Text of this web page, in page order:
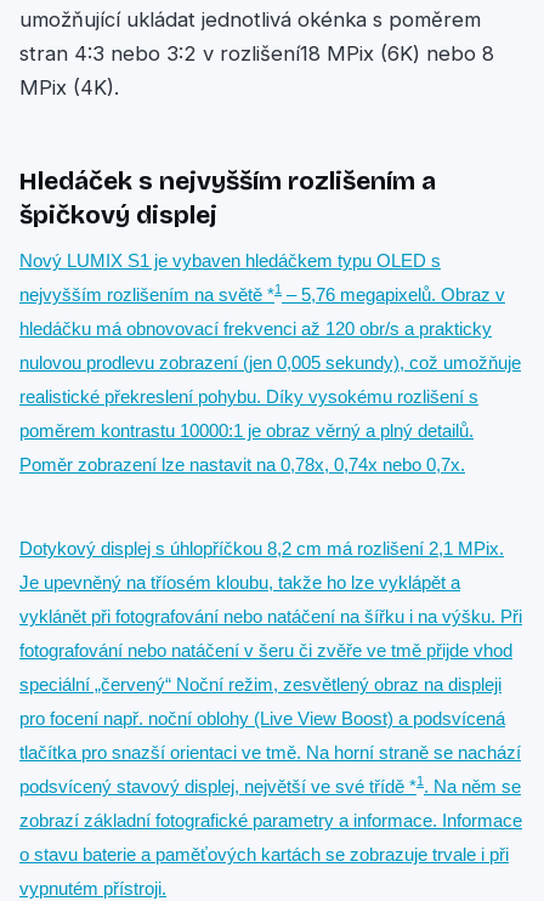
umožňující ukládat jednotlivá okénka s poměrem
stran 4:3 nebo 3:2 v rozlišení18 MPix (6K) nebo 8
MPix (4K).
Hledáček s nejvyšším rozlišením a
špičkový displej
Nový LUMIX S1 je vybaven hledáčkem typu OLED s
nejvyšším rozlišením na světě *1 – 5,76 megapixelů. Obraz v
hledáčku má obnovovací frekvenci až 120 obr/s a prakticky
nulovou prodlevu zobrazení (jen 0,005 sekundy), což umožňuje
realistické překreslení pohybu. Díky vysokému rozlišení s
poměrem kontrastu 10000:1 je obraz věrný a plný detailů.
Poměr zobrazení lze nastavit na 0,78x, 0,74x nebo 0,7x.
Dotykový displej s úhlopříčkou 8,2 cm má rozlišení 2,1 MPix.
Je upevněný na tříosém kloubu, takže ho lze vyklápět a
vyklánět při fotografování nebo natáčení na šířku i na výšku. Při
fotografování nebo natáčení v šeru či zvěře ve tmě přijde vhod
speciální „červený“ Noční režim, zesvětlený obraz na displeji
pro focení např. noční oblohy (Live View Boost) a podsvícená
tlačítka pro snazší orientaci ve tmě. Na horní straně se nachází
podsvícený stavový displej, největší ve své třídě *1 . Na něm se
zobrazí základní fotografické parametry a informace. Informace
o stavu baterie a paměťových kartách se zobrazuje trvale i při
vypnutém přístroji.